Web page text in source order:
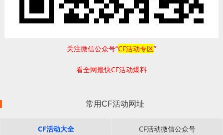
关注微信公众号“CF活动专区”
看全网最快CF活动爆料
常用CF活动网址
CF活动大全 CF活动微信公众号